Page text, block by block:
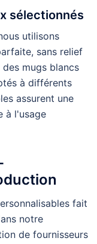
sélectionnés
utilisons
sans relief
mugs blancs
à différents
assurent une
à l'usage
fait
notre
de fournisseurs